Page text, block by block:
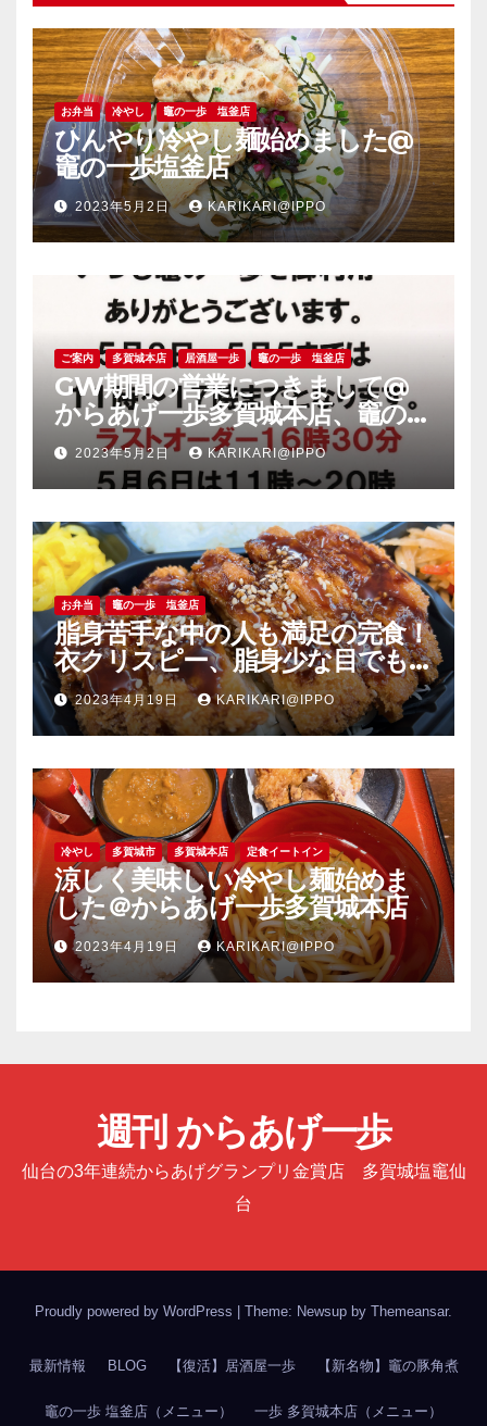
お弁当 冷やし 竈の一歩 塩釜店
ひんやり冷やし麺始めました@
竈の一歩塩釜店
2023年5月2日 KARIKARI@IPPO
ご案内 多賀城本店 居酒屋一歩 竈の一歩 塩釜店
GW期間の営業につきまして@
からあげ一歩多賀城本店、竈の一
歩塩釜店
2023年5月2日 KARIKARI@IPPO
お弁当 竈の一歩 塩釜店
脂身苦手な中の人も満足の完食！
衣クリスピー、脂身少な目でも
旨い豚肉のソーストンカツ弁当
＠竈の一歩塩釜店
2023年4月19日 KARIKARI@IPPO
冷やし 多賀城市 多賀城本店 定食イートイン
涼しく美味しい冷やし麺始めま
した＠からあげ一歩多賀城本店
2023年4月19日 KARIKARI@IPPO
週刊 からあげ一歩
仙台の3年連続からあげグランプリ金賞店 多賀城塩竈仙
台
Proudly powered by WordPress | Theme: Newsup by Themeansar.
最新情報 BLOG 【復活】居酒屋一歩 【新名物】竈の豚角煮
竈の一歩 塩釜店（メニュー） 一歩 多賀城本店（メニュー）